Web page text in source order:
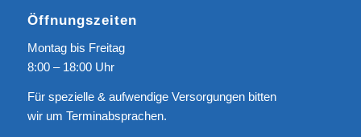
Öffnungszeiten
Montag bis Freitag
8:00 – 18:00 Uhr
Für spezielle & aufwendige Versorgungen bitten
wir um Terminabsprachen.